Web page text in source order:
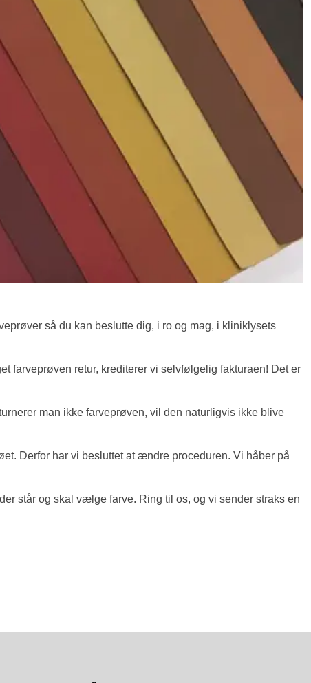
så du kan beslutte dig, i ro og mag, i kliniklysets
farveprøven retur, krediterer vi selvfølgelig fakturaen! Det er
man ikke farveprøven, vil den naturligvis ikke blive
Derfor har vi besluttet at ændre proceduren. Vi håber på
står og skal vælge farve. Ring til os, og vi sender straks en